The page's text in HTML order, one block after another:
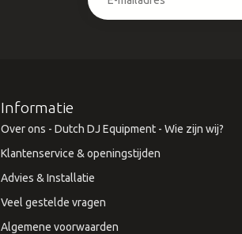
Informatie
Over ons - Dutch DJ Equipment - Wie zijn wij?
Klantenservice & openingstijden
Advies & Installatie
Veel gestelde vragen
Algemene voorwaarden